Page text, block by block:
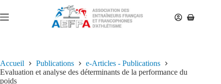
Accueil Publications
e-Articles - Publications
Evaluation et analyse des déterminants de la performance du
poids